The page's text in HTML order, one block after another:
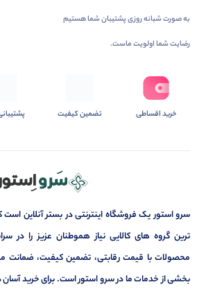
به صورت شبانه روزی پشتیبان شما هستیم
رضایت شما اولویت ماست.
خرید اقساطی تضمین کیفیت
سرو استور یک فروشگاه اینترنتی در بستر آنلاین
ترین گروه های کالایی نیاز هموطنان عزیز را در
محصولات با قیمت رقابتی، تضمین کیفیت، ضمانت
بخشی از خدمات ما در سرو استور است. برای خرید